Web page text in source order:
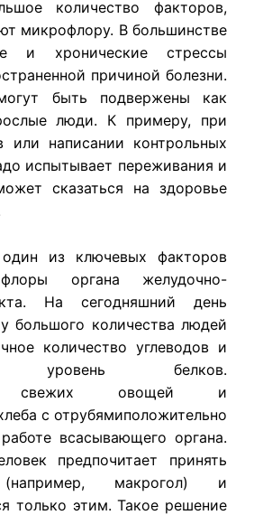
количество факторов,
микрофлору. В большинстве
и хронические стрессы
причиной болезни.
быть подвержены как
люди. К примеру, при
или написании контрольных
испытывает переживания и
сказаться на здоровье
из ключевых факторов
флоры органа желудочно-
На сегодняшний день
большого количества людей
количество углеводов и
уровень белков.
свежих овощей и
с отрубямиположительно
всасывающего органа.
предпочитает принять
(например, макрогол) и
только этим. Такое решение